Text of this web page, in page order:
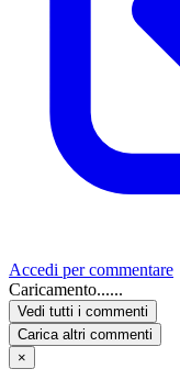
Accedi per commentare
Caricamento......
Vedi tutti i commenti
Carica altri commenti
×